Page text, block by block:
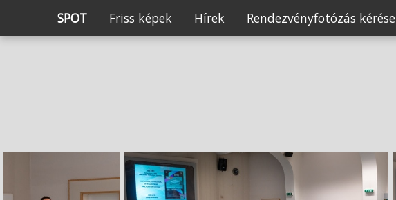
SPOT Friss képek Hírek Rendezvényfotózás kérése